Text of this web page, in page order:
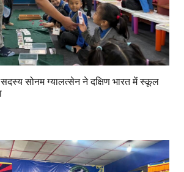
सोनम ग्यालत्सेन ने दक्षिण भारत में स्कूल